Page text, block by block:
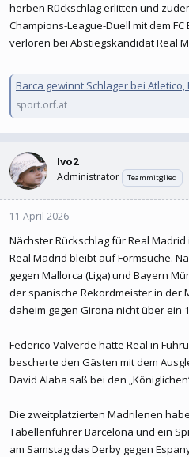
herben Rückschlag erlitten und
Champions-League-Duell mit dem
verloren bei Abstiegskandidat Real
Barca gewinnt Schlager bei Atletico,
sport.orf.at
Ivo2
Administrator Teammitglied
11 April 2026
Nächster Rückschlag für Real
Real Madrid bleibt auf Formsuche.
gegen Mallorca (Liga) und Bayern
der spanische Rekordmeister in der
daheim gegen Girona nicht über ein
Federico Valverde hatte Real in
bescherte den Gästen mit dem
David Alaba saß bei den
Die zweitplatzierten Madrilenen
Tabellenführer Barcelona und ein
am Samstag das Derby gegen